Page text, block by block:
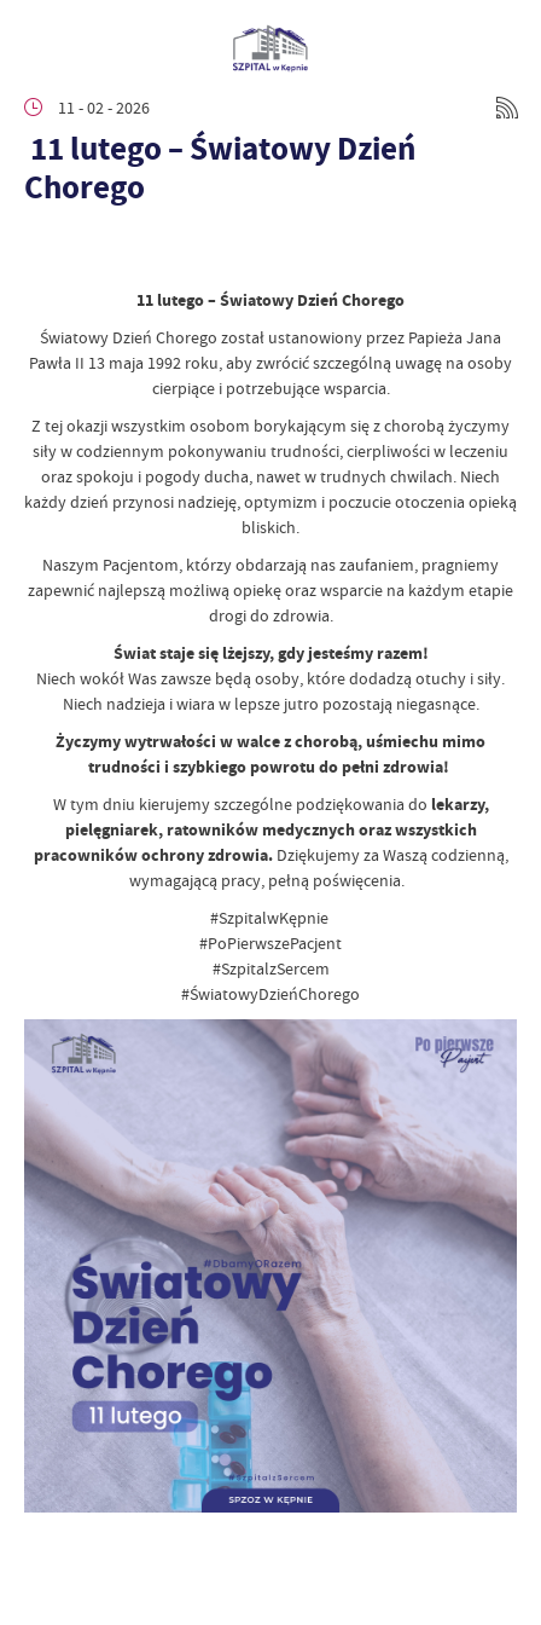
11 - 02 - 2026
11 lutego – Światowy Dzień
Chorego
11 lutego – Światowy Dzień Chorego
Światowy Dzień Chorego został ustanowiony przez Papieża Jana
Pawła II 13 maja 1992 roku, aby zwrócić szczególną uwagę na osoby
cierpiące i potrzebujące wsparcia.
Z tej okazji wszystkim osobom borykającym się z chorobą życzymy
siły w codziennym pokonywaniu trudności, cierpliwości w leczeniu
oraz spokoju i pogody ducha, nawet w trudnych chwilach. Niech
każdy dzień przynosi nadzieję, optymizm i poczucie otoczenia opieką
bliskich.
Naszym Pacjentom, którzy obdarzają nas zaufaniem, pragniemy
zapewnić najlepszą możliwą opiekę oraz wsparcie na każdym etapie
drogi do zdrowia.
Świat staje się lżejszy, gdy jesteśmy razem!
Niech wokół Was zawsze będą osoby, które dodadzą otuchy i siły.
Niech nadzieja i wiara w lepsze jutro pozostają niegasnące.
Życzymy wytrwałości w walce z chorobą, uśmiechu mimo
trudności i szybkiego powrotu do pełni zdrowia!
W tym dniu kierujemy szczególne podziękowania do lekarzy,
pielęgniarek, ratowników medycznych oraz wszystkich
pracowników ochrony zdrowia. Dziękujemy za Waszą codzienną,
wymagającą pracy, pełną poświęcenia.
#SzpitalwKępnie
#PoPierwszePacjent
#SzpitalzSercem
#ŚwiatowyDzieńChorego